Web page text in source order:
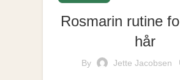
Rosmarin rutine
hår
By Jette Jacobsen